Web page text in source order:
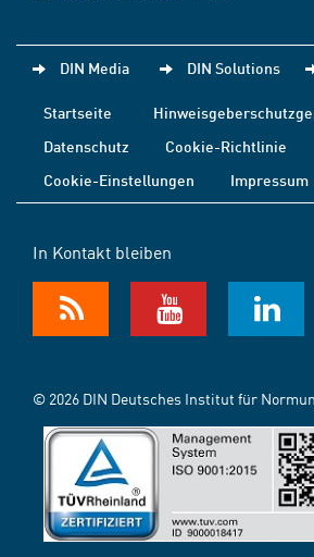
DIN Media DIN Solutions
Startseite
Datenschutz
Cookie-Richtlinie
Cookie-Einstellungen
Impressum
In Kontakt bleiben
© 2026 DIN Deutsches Institut für